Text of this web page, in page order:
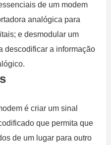
de um modem
analógica para
e desmodular um
descodificar a informação
é criar um sinal
que permita que
de um lugar para outro